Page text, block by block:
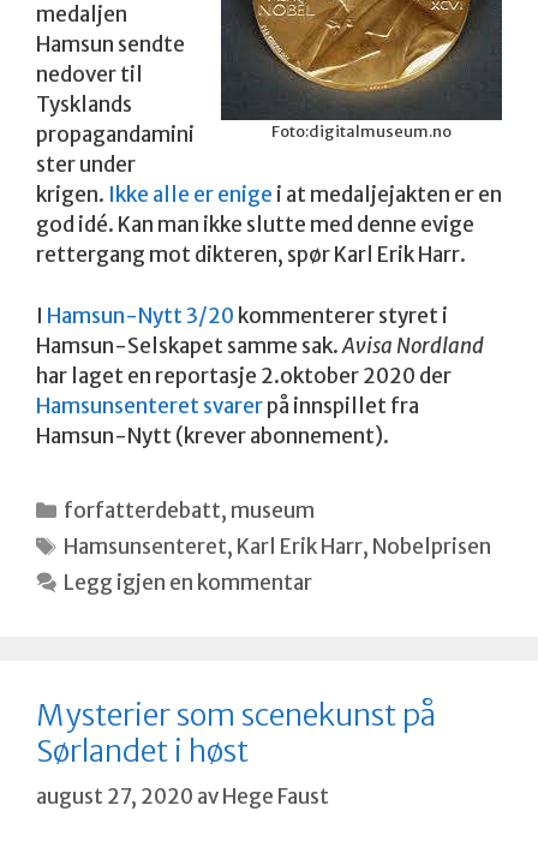
Foto:digitalmuseum.no
medaljen
Hamsun sendte
nedover til
Tysklands
propagandamini
ster under
krigen. Ikke alle er enige i at medaljejakten er en
god idé. Kan man ikke slutte med denne evige
rettergang mot dikteren, spør Karl Erik Harr.
I Hamsun-Nytt 3/20 kommenterer styret i
Hamsun-Selskapet samme sak.Avisa Nordland
har laget en reportasje 2.oktober 2020 der
Hamsunsenteret svarerpå innspillet fra
Hamsun-Nytt (krever abonnement).
Kategorier
forfatterdebatt, museum
Stikkord
Hamsunsenteret, Karl Erik Harr, Nobelprisen
Legg igjen en kommentar
Mysterier som scenekunst på
Sørlandet i høst
august 27, 2020 avHege Faust